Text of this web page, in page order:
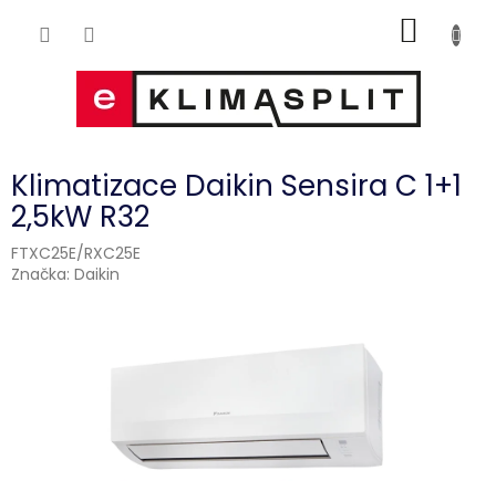
KOŠÍK
Klimatizace Daikin Sensira C 1+1
2,5kW R32
FTXC25E/RXC25E
Značka: Daikin